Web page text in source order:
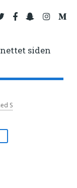
siden
S